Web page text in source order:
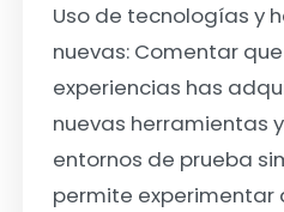
Uso de tecnologías y
nuevas: Comentar
experiencias has
nuevas herramientas
entornos de prueba
permite